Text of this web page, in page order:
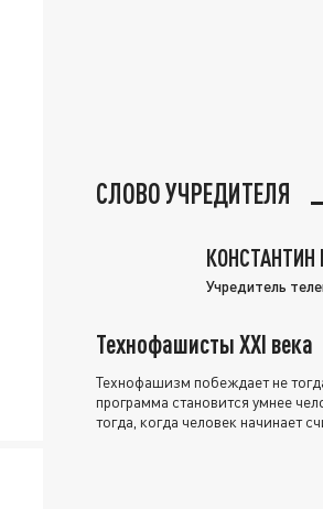
СЛОВО УЧРЕДИТЕЛЯ
Учредитель
Технофашисты XXI века
Технофашизм побеждает не
программа становится умнее
тогда, когда человек начинает